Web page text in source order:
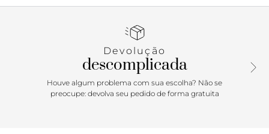
versão que traz o salto mini estilizado e o glamouroso
quadrado! Por sua vez, a delicada fivela arremata esse
que seja a aposta perfeita para deixar do look com jeans + t-
shirt ao vestido floral ou mesmo aquela calça de couro ou
alfaiataria muito mais interessante. Aposte!
Devolução
descomplicada
Houve algum problema com sua escolha? Não se
preocupe: devolva seu pedido de forma gratuita